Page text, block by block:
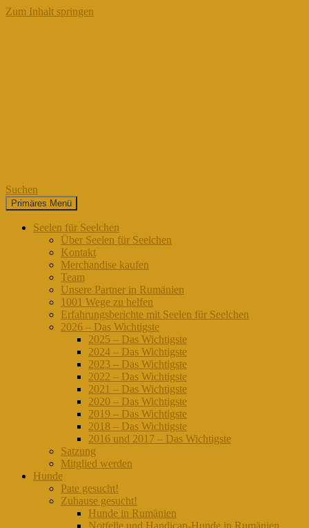
Zum Inhalt springen
Seelen für Seelchen
Suchen
Primäres Menü
Seelen für Seelchen
Über Seelen für Seelchen
Kontakt
Merchandise kaufen
Team
Unsere Partner in Rumänien
1001 Wege zu helfen
Erfahrungsberichte mit Seelen für Seelchen
2026 – Das Wichtigste
2025 – Das Wichtigste
2024 – Das Wichtigste
2023 – Das Wichtigste
2022 – Das Wichtigste
2021 – Das Wichtigste
2020 – Das Wichtigste
2019 – Das Wichtigste
2018 – Das Wichtigste
2016 und 2017 – Das Wichtigste
Satzung
Mitglied werden
Hunde
Pate gesucht!
Zuhause gesucht!
Hunde in Rumänien
Notfelle und Handicap-Hunde in Rumänien